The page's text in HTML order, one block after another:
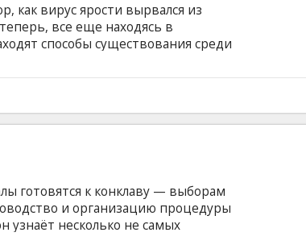
как вирус ярости вырвался из
все еще находясь в
способы существования среди
хорошо защищенной дамбой.
на латышском и русском языках.
готовятся к конклаву — выборам
и организацию процедуры
узнаёт несколько не самых